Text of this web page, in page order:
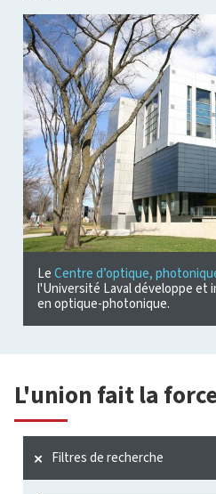
Le Centre d’optique,
l'Université Laval développe et
en optique-photonique.
L'union fait la force
Filtres de recherche